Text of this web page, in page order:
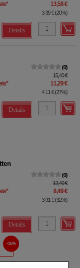
* 13,58 €
3,39 €(20%)
Details
0
15,40 €
* 11,29 €
4,11 €(27%)
Details
0
12,40 €
* 8,49 €
3,91 €(32%)
Details
36%